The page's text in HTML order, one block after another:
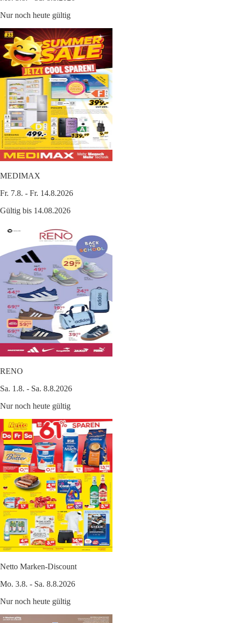
Nur noch heute gültig
MEDIMAX
Fr. 7.8. - Fr. 14.8.2026
Gültig bis 14.08.2026
RENO
Sa. 1.8. - Sa. 8.8.2026
Nur noch heute gültig
Netto Marken-Discount
Mo. 3.8. - Sa. 8.8.2026
Nur noch heute gültig